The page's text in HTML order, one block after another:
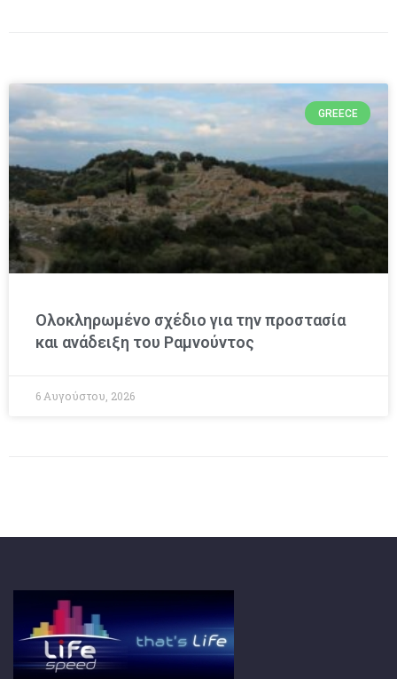
GREECE
Ολοκληρωμένο σχέδιο για την προστασία
και ανάδειξη του Ραμνούντος
6 Αυγούστου, 2026